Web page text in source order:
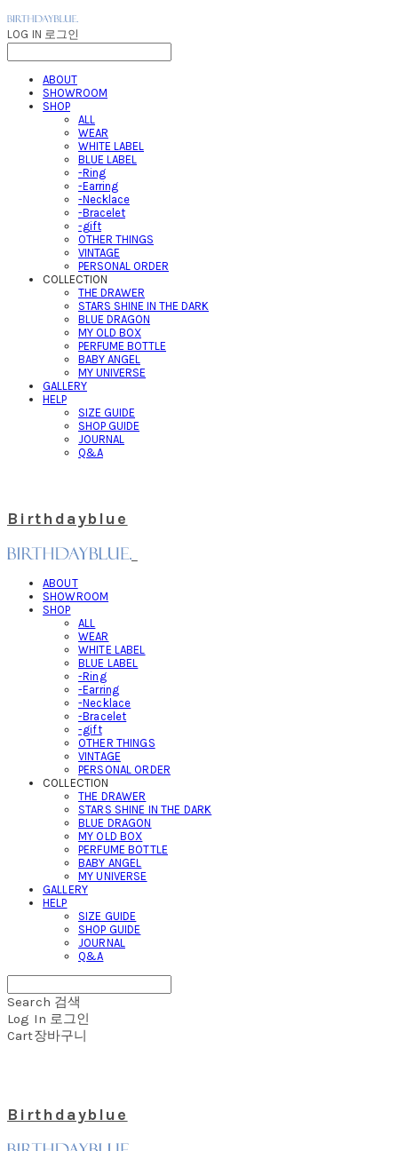
LOG IN 로그인
ABOUT
SHOWROOM
SHOP
ALL
WEAR
WHITE LABEL
BLUE LABEL
-Ring
-Earring
-Necklace
-Bracelet
-gift
OTHER THINGS
VINTAGE
PERSONAL ORDER
COLLECTION
THE DRAWER
STARS SHINE IN THE DARK
BLUE DRAGON
MY OLD BOX
PERFUME BOTTLE
BABY ANGEL
MY UNIVERSE
GALLERY
HELP
SIZE GUIDE
SHOP GUIDE
JOURNAL
Q&A
Birthdayblue
ABOUT
SHOWROOM
SHOP
ALL
WEAR
WHITE LABEL
BLUE LABEL
-Ring
-Earring
-Necklace
-Bracelet
-gift
OTHER THINGS
VINTAGE
PERSONAL ORDER
COLLECTION
THE DRAWER
STARS SHINE IN THE DARK
BLUE DRAGON
MY OLD BOX
PERFUME BOTTLE
BABY ANGEL
MY UNIVERSE
GALLERY
HELP
SIZE GUIDE
SHOP GUIDE
JOURNAL
Q&A
Search 검색
Log In 로그인
Cart장바구니
Birthdayblue